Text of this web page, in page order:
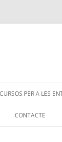
PER A LES
CONTACTE